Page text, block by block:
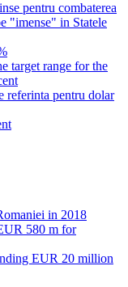
pentru combaterea
"imense" in Statele
target range for the
referinta pentru dolar
in 2018
580 m for
EUR 20 million